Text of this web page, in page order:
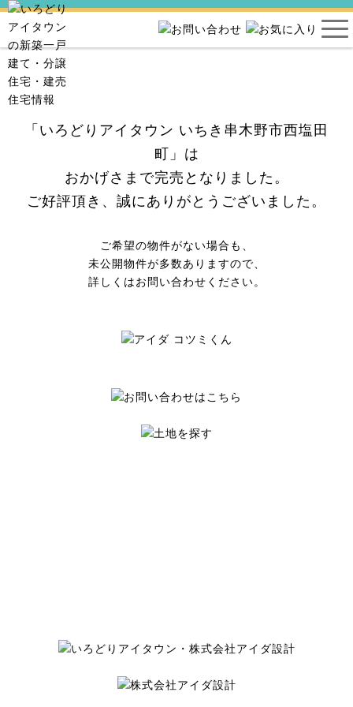
「いろどりアイタウン いちき串木野市西塩田
町」は
おかげさまで完売となりました。
ご好評頂き、誠にありがとうございました。
ご希望の物件がない場合も、
未公開物件が多数ありますので、
詳しくはお問い合わせください。